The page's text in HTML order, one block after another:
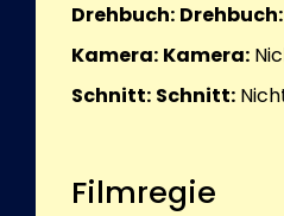
Drehbuch: Drehbuch:
Kamera: Kamera:
Schnitt: Schnitt:
Filmregie